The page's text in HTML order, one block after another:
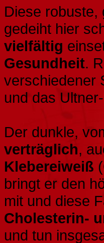
Diese
gedeiht hier
vielfältig
Gesundheit.
verschiedener
und das
Der dunkle,
verträglich,
Klebereiweiß
bringt er den
mit und diese
Cholesterin-
und tun